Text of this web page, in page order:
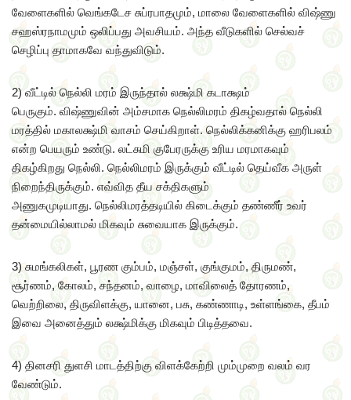
வேளைகளில் வெங்கடேச சுப்ரபாதமும், மாலை வேளைகளில் விஷ்ணு
சஹஸ்ரநாமமும் ஒலிப்பது அவசியம். அந்த வீடுகளில் செல்வச்
செழிப்பு தாமாகவே வந்துவிடும்.
2) வீட்டில் நெல்லி மரம் இருந்தால் லக்ஷ்மி கடாக்ஷம்
பெருகும். விஷ்ணுவின் அம்சமாக நெல்லிமரம் திகழ்வதால் நெல்லி
மரத்தில் மகாலக்ஷ்மி வாசம் செய்கிறாள். நெல்லிக்கனிக்கு ஹரிபலம்
என்ற பெயரும் உண்டு. லட்சுமி குபேரருக்கு உரிய மரமாகவும்
திகழ்கிறது நெல்லி. நெல்லிமரம் இருக்கும் வீட்டில் தெய்வீக அருள்
நிறைந்திருக்கும். எவ்வித தீய சக்திகளும்
அணுகமுடியாது. நெல்லிமரத்தடியில் கிடைக்கும் தண்ணீர் உவர்
தன்மையில்லாமல் மிகவும் சுவையாக இருக்கும்.
3) சுமங்கலிகள், பூரண கும்பம், மஞ்சள், குங்குமம், திருமண்,
சூர்ணம், கோலம், சந்தனம், வாழை, மாவிலைத் தோரணம்,
வெற்றிலை, திருவிளக்கு, யானை, பசு, கண்ணாடி, உள்ளங்கை, தீபம்
இவை அனைத்தும் லக்ஷ்மிக்கு மிகவும் பிடித்தவை.
4) தினசரி துளசி மாடத்திற்கு விளக்கேற்றி மும்முறை வலம் வர
வேண்டும்.